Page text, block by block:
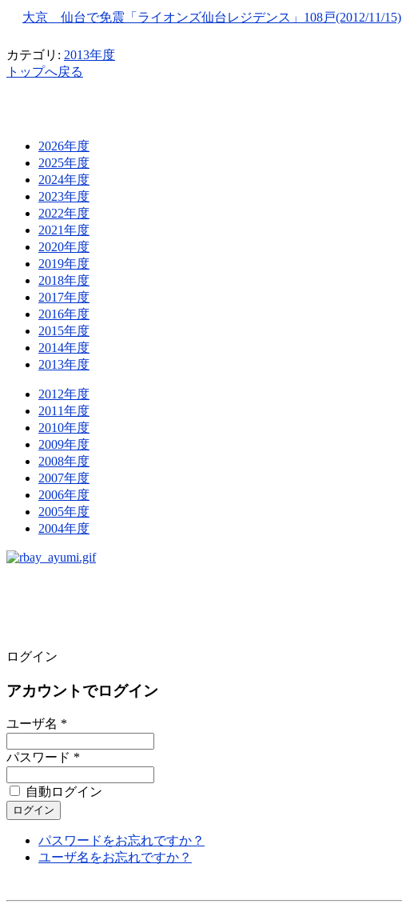
大京 仙台で免震「ライオンズ仙台レジデンス」108戸(2012/11/15)
カテゴリ: 2013年度
トップへ戻る
2026年度
2025年度
2024年度
2023年度
2022年度
2021年度
2020年度
2019年度
2018年度
2017年度
2016年度
2015年度
2014年度
2013年度
2012年度
2011年度
2010年度
2009年度
2008年度
2007年度
2006年度
2005年度
2004年度
ログイン
アカウントでログイン
ユーザ名 *
パスワード *
自動ログイン
パスワードをお忘れですか？
ユーザ名をお忘れですか？